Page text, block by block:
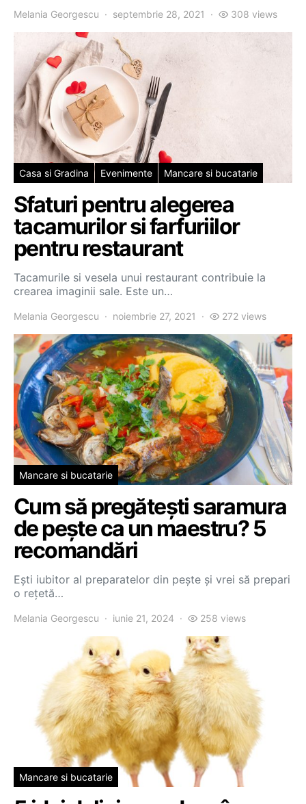
Melania Georgescu septembrie 28, 2021 308 views
Casa si Gradina Evenimente Mancare si bucatarie
Sfaturi pentru alegerea
tacamurilor si farfuriilor
pentru restaurant
Tacamurile si vesela unui restaurant contribuie la
crearea imaginii sale. Este un…
Melania Georgescu noiembrie 27, 2021 272 views
Mancare si bucatarie
Cum să pregătești saramura
de pește ca un maestru? 5
recomandări
Ești iubitor al preparatelor din pește și vrei să prepari
o rețetă…
Melania Georgescu iunie 21, 2024 258 views
Mancare si bucatarie